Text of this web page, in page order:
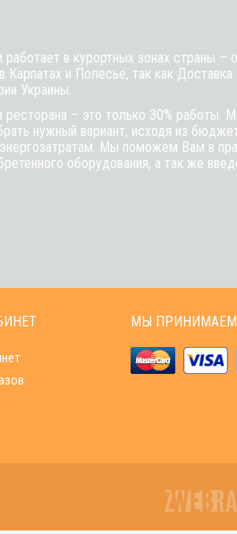
в курортных зонах страны –
и Полесье, так как Доставка
Украины.
ресторана – это только 30% работы.
нужный вариант, исходя из
энергозатратам. Мы поможем Вам в
оборудования, а так же
МЫ ПРИНИМАЕМ